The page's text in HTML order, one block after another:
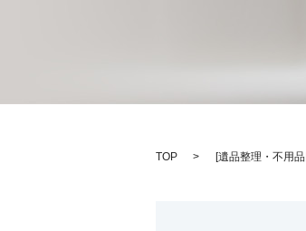
TOP [遺品整理・不用